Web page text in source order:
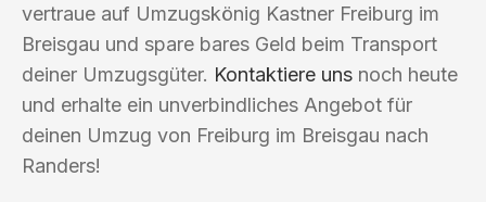
vertraue auf Umzugskönig Kastner Freiburg im
Breisgau und spare bares Geld beim Transport
deiner Umzugsgüter. Kontaktiere uns noch heute
und erhalte ein unverbindliches Angebot für
deinen Umzug von Freiburg im Breisgau nach
Randers!